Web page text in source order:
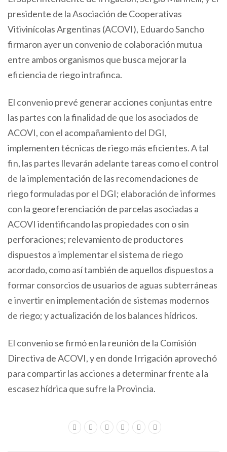
presidente de la Asociación de Cooperativas
Vitivinícolas Argentinas (ACOVI), Eduardo Sancho
firmaron ayer un convenio de colaboración mutua
entre ambos organismos que busca mejorar la
eficiencia de riego intrafinca.
El convenio prevé generar acciones conjuntas entre
las partes con la finalidad de que los asociados de
ACOVI, con el acompañamiento del DGI,
implementen técnicas de riego más eficientes. A tal
fin, las partes llevarán adelante tareas como el control
de la implementación de las recomendaciones de
riego formuladas por el DGI; elaboración de informes
con la georeferenciación de parcelas asociadas a
ACOVI identificando las propiedades con o sin
perforaciones; relevamiento de productores
dispuestos a implementar el sistema de riego
acordado, como así también de aquellos dispuestos a
formar consorcios de usuarios de aguas subterráneas
e invertir en implementación de sistemas modernos
de riego; y actualización de los balances hídricos.
El convenio se firmó en la reunión de la Comisión
Directiva de ACOVI, y en donde Irrigación aprovechó
para compartir las acciones a determinar frente a la
escasez hídrica que sufre la Provincia.